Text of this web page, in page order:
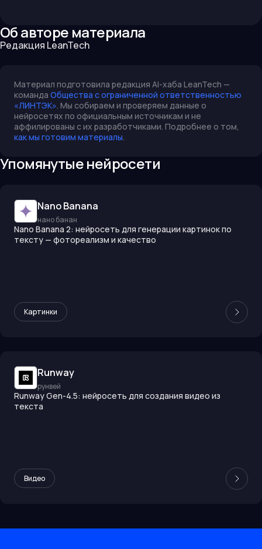
Об авторе материала
Редакция LeanTech
Материал подготовила редакция AI-хаба LeanTech —
команда Общества с ограниченной ответственностью
«ЛИНТЭК» . Мы собираем и проверяем данные о
нейросетях по официальным источникам и не
аффилированы с их разработчиками. Подробнее о том,
как мы готовим материалы
Упомянутые нейросети
Nano Banana
нано банан
Nano Banana 2: нейросеть для генерации картинок по
тексту — фотореализм и качество
Картинки
Runway
рунвей
Runway Gen-4.5: нейросеть для создания видео из
текста
Видео